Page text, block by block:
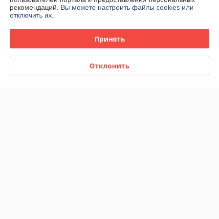
О нас
Доставка и оплата
График работы
рекомендаций. Вы можете настроить файлы cookies или
отключить их.
Принять
Отклонить